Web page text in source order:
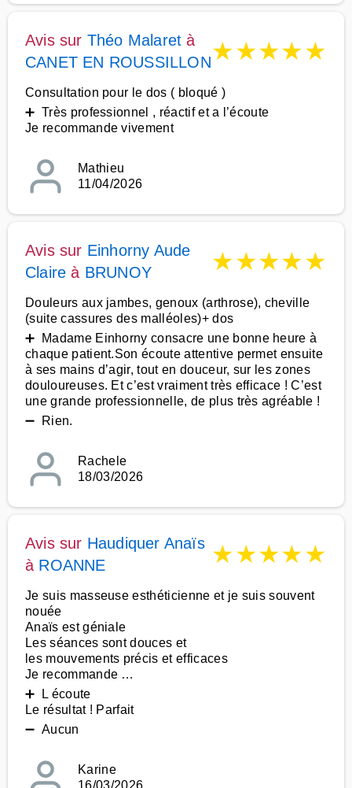
Avis sur Théo Malaret à
CANET EN ROUSSILLON★★★★★
Consultation pour le dos ( bloqué )
➕ Très professionnel , réactif et a l’écoute
Je recommande vivement
Mathieu
11/04/2026
Avis sur Einhorny Aude
Claire à BRUNOY ★★★★★
Douleurs aux jambes, genoux (arthrose), cheville
(suite cassures des malléoles)+ dos
➕ Madame Einhorny consacre une bonne heure à
chaque patient.Son écoute attentive permet ensuite
à ses mains d’agir, tout en douceur, sur les zones
douloureuses. Et c’est vraiment très efficace ! C’est
une grande professionnelle, de plus très agréable !
➖ Rien.
Rachele
18/03/2026
Avis sur Haudiquer Anaïs
à ROANNE ★★★★★
Je suis masseuse esthéticienne et je suis souvent
nouée
Anaïs est géniale
Les séances sont douces et
les mouvements précis et efficaces
Je recommande …
➕ L écoute
Le résultat ! Parfait
➖ Aucun
Karine
16/03/2026